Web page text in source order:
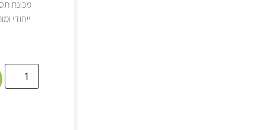
מכונת
ייחודי